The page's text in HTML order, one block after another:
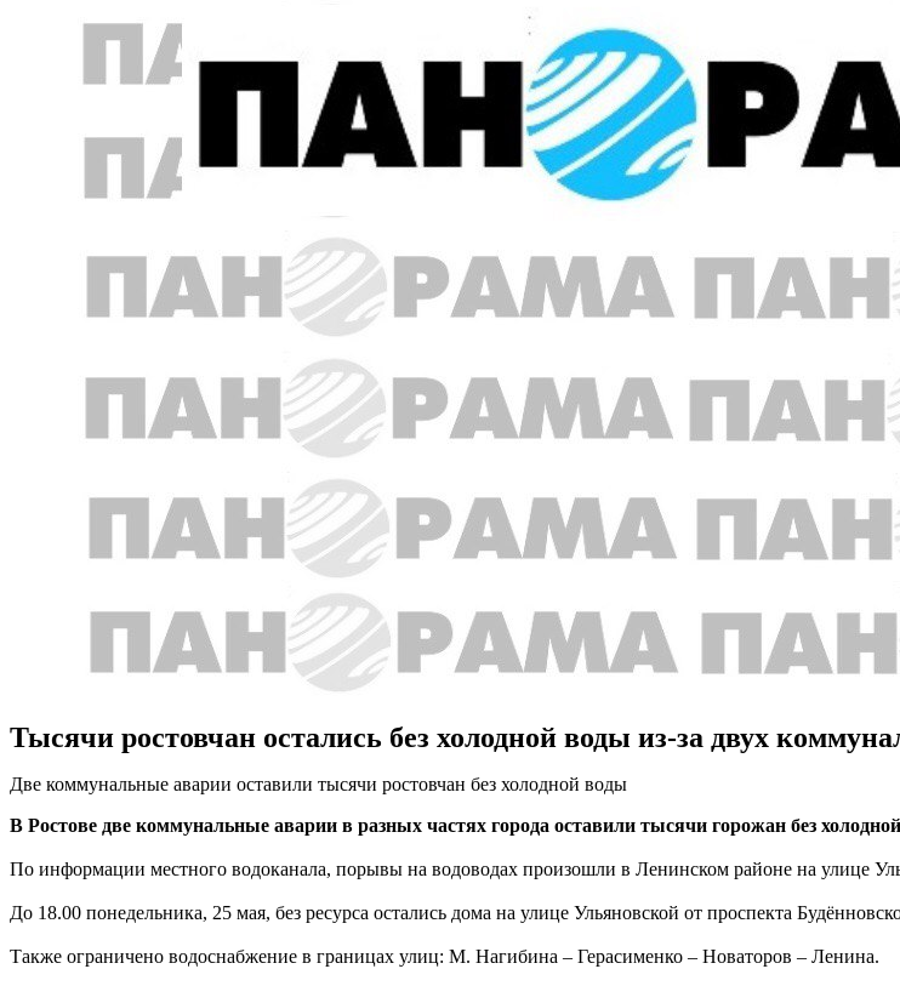
Тысячи ростовчан остались без холодной воды из-за двух
Две коммунальные аварии оставили тысячи ростовчан без холодной воды
В Ростове две коммунальные аварии в разных частях города оставили тысячи горожан без
По информации местного водоканала, порывы на водоводах произошли в Ленинском районе на улице
До 18.00 понедельника, 25 мая, без ресурса остались дома на улице Ульяновской от проспекта
Также ограничено водоснабжение в границах улиц: М. Нагибина – Герасименко – Новаторов – Ленина.